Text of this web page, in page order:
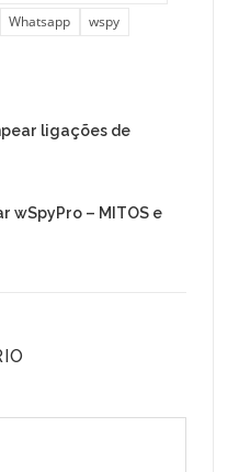
Whatsapp
wspy
ligações de
wSpyPro – MITOS e